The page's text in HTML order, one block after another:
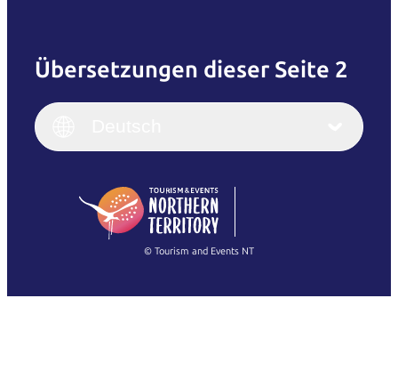
Übersetzungen dieser Seite 2
English
(Singapore)
Français
Italiano
繁體中文
© Tourism and Events NT